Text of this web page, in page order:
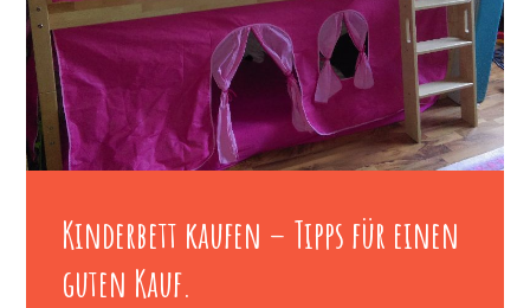
Kinderbett kaufen – Tipps für einen
guten Kauf.